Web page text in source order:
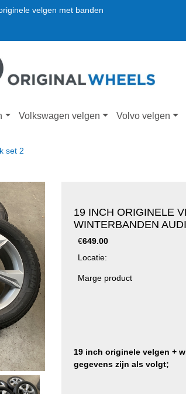
velgen met banden
Volkswagen velgen Volvo velgen
set 2
19 INCH ORIGINELE
WINTERBANDEN
€649.00
Locatie:
Marge product
19 inch originele velgen +
gegevens zijn als volgt;